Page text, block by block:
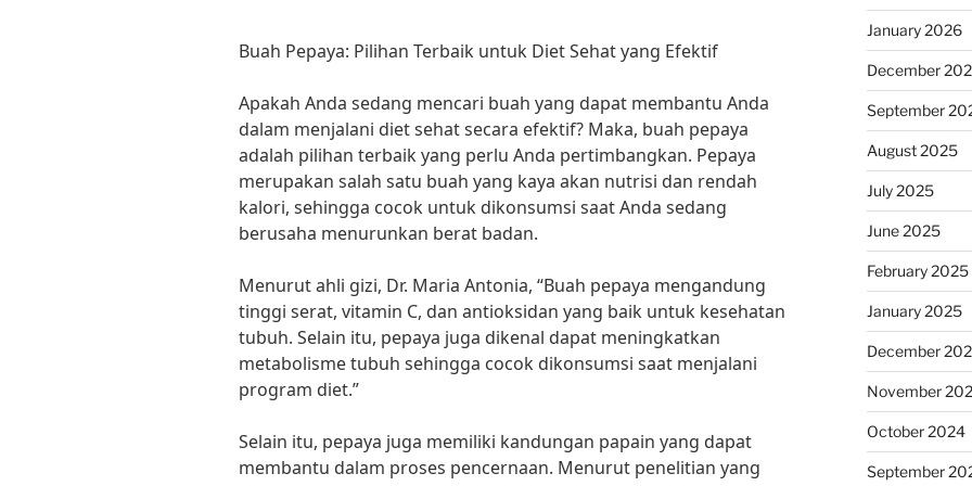
Buah Pepaya: Pilihan Terbaik untuk Diet Sehat yang Efektif
Apakah Anda sedang mencari buah yang dapat membantu Anda
dalam menjalani diet sehat secara efektif? Maka, buah pepaya
adalah pilihan terbaik yang perlu Anda pertimbangkan. Pepaya
merupakan salah satu buah yang kaya akan nutrisi dan rendah
kalori, sehingga cocok untuk dikonsumsi saat Anda sedang
berusaha menurunkan berat badan.
Menurut ahli gizi, Dr. Maria Antonia, “Buah pepaya mengandung
tinggi serat, vitamin C, dan antioksidan yang baik untuk kesehatan
tubuh. Selain itu, pepaya juga dikenal dapat meningkatkan
metabolisme tubuh sehingga cocok dikonsumsi saat menjalani
program diet.”
Selain itu, pepaya juga memiliki kandungan papain yang dapat
membantu dalam proses pencernaan. Menurut penelitian yang
January 2026
December
September
August 2025
July 2025
June 2025
February 2025
January 2025
December
November
October 2024
September